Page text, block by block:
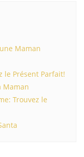
Maman
le Présent Parfait!
Maman
Trouvez le